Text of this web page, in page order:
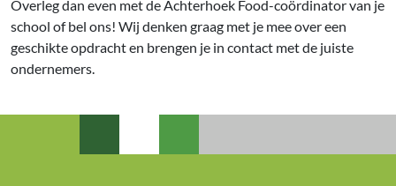
Overleg dan even met de Achterhoek Food-coördinator van je
school of bel ons! Wij denken graag met je mee over een
geschikte opdracht en brengen je in contact met de juiste
ondernemers.